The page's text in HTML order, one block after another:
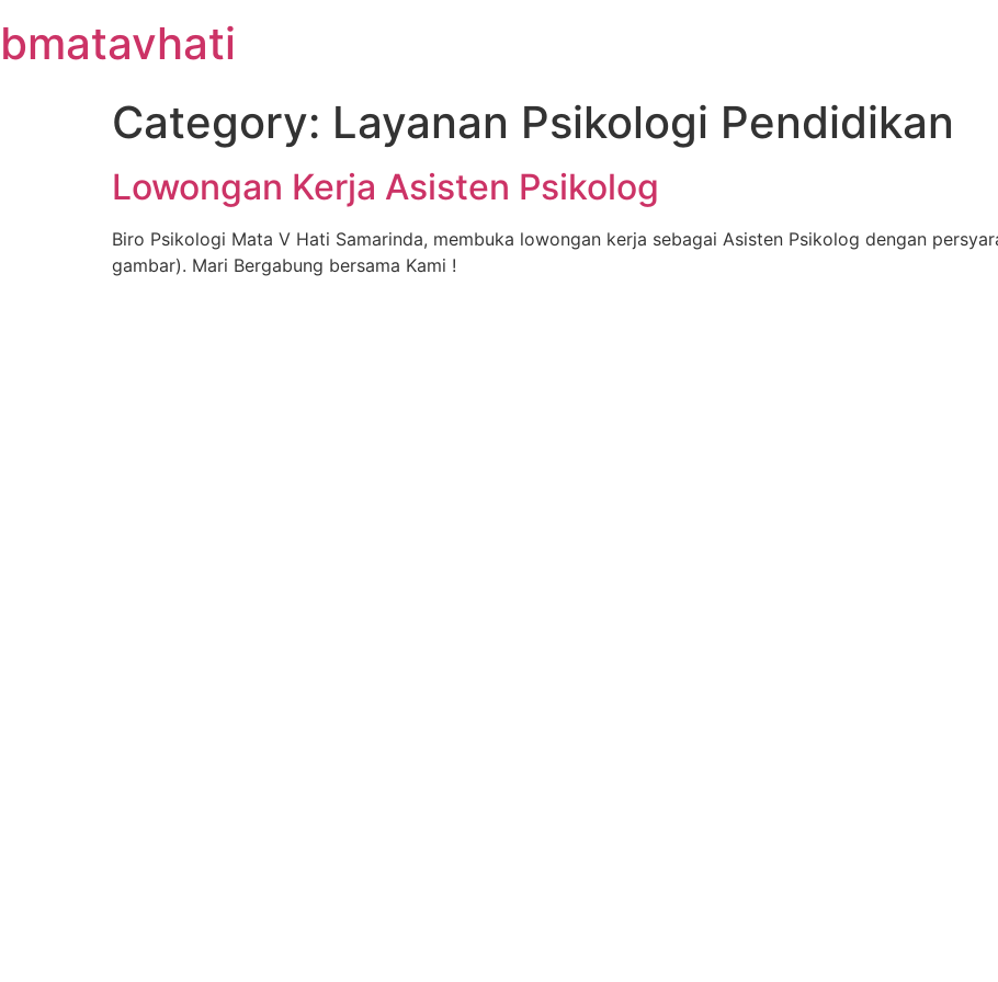
to
content
bmatavhati
Category: Layanan Psikologi Pendidikan
Lowongan Kerja Asisten Psikolog
Biro Psikologi Mata V Hati Samarinda, membuka lowongan kerja sebagai Asisten Psikolog dengan
gambar). Mari Bergabung bersama Kami !